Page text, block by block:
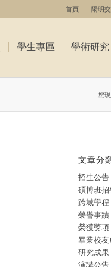
首頁 陽明
學生專區 學術研究
您
文章分
招生公告
碩博班招
跨域學程
榮譽事蹟
榮獲獎項
畢業校友
研究成果
演講公告